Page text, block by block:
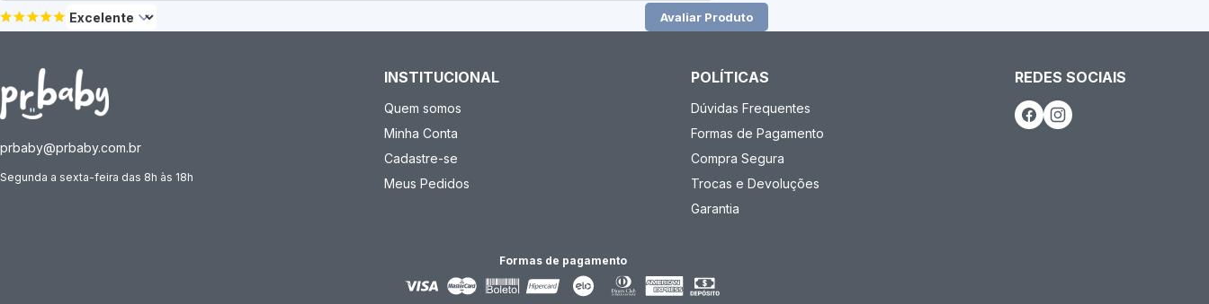
Avaliar Produto
prbaby@prbaby.com.br
Segunda a sexta-feira das 8h às 18h
INSTITUCIONAL
Quem somos
Minha Conta
Cadastre-se
Meus Pedidos
POLÍTICAS
Dúvidas Frequentes
Formas de Pagamento
Compra Segura
Trocas e Devoluções
Garantia
REDES SOCIAIS
Formas de pagamento